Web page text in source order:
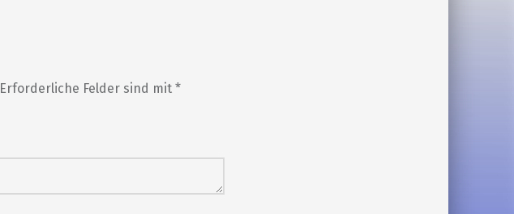
Erforderliche Felder sind mit *